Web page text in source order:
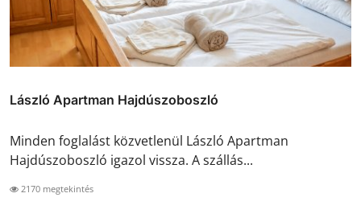
László Apartman Hajdúszoboszló
Minden foglalást közvetlenül László Apartman
Hajdúszoboszló igazol vissza. A szállás...
2170 megtekintés